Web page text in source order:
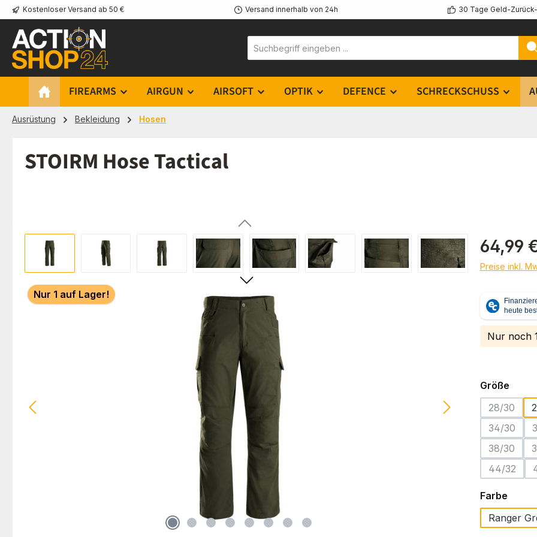
Hauptinhalt springen
Zur Suche springen
Zur Hauptnavigation springen
Kostenloser Versand ab 50 € Versand innerhalb von 24h 30 Tage Geld-
FIREARMS AIRGUN AIRSOFT OPTIK DEFENCE SCHRECKSCHUSS
Ausrüstung Bekleidung Hosen
STOIRM Hose Tactical
Bildergalerie überspringen
Nur 1 auf Lager!
Regulärer
64,99
Preise inkl.
Nur noch
Größe
28/30
(Diese
34/30
(Diese
38/30
(Diese
44/32
(Diese
Farbe
Ranger